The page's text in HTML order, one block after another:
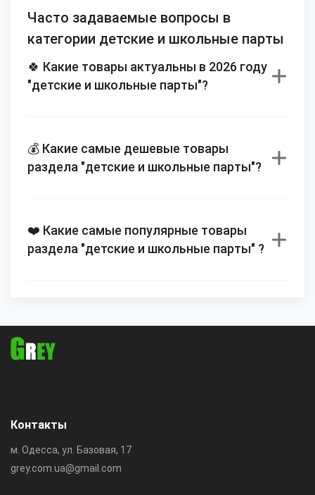
Часто задаваемые вопросы в
категории детские и школьные парты
🍀 Какие товары актуальны в 2026 году
"детские и школьные парты"?
💰 Какие самые дешевые товары
раздела "детские и школьные парты"?
❤️ Какие самые популярные товары
раздела "детские и школьные парты" ?
Контакты
м. Одесса, ул. Базовая, 17
grey.com.ua@gmail.com